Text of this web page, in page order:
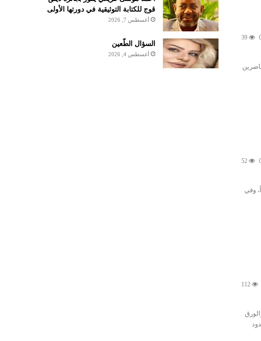
39
52
وفي
112
قوج للكتابة التوثيقية في دورتها الأولى
أغسطس 7, 2026
السؤال الطّعين
أغسطس 4, 2026